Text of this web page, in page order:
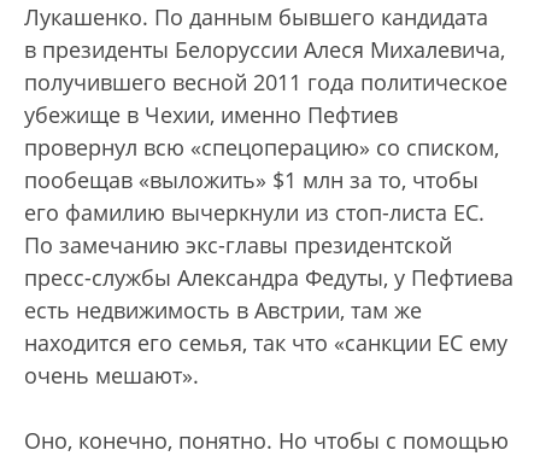
Лукашенко. По данным бывшего кандидата
в президенты Белоруссии Алеся Михалевича,
получившего весной 2011 года политическое
убежище в Чехии, именно Пефтиев
провернул всю «спецоперацию» со списком,
пообещав «выложить» $1 млн за то, чтобы
его фамилию вычеркнули из стоп-листа ЕС.
По замечанию экс-главы президентской
пресс-службы Александра Федуты, у Пефтиева
есть недвижимость в Австрии, там же
находится его семья, так что «санкции ЕС ему
очень мешают».
Оно, конечно, понятно. Но чтобы с помощью